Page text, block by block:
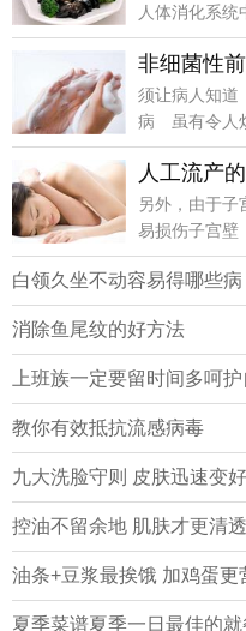
人体消化系
外，从而起到
非细菌性
须让病人知
病 虽有令人
症 更不会危
人工流产
另外，由于子
易损伤子宫壁
度大，并发症
白领久坐不动容易得哪些病
消除鱼尾纹的好方法
上班族一定要留时间多呵
教你有效抵抗流感病毒
九大洗脸守则 皮肤迅速变好
控油不留余地 肌肤才更清透
油条+豆浆最挨饿 加鸡蛋更
夏季菜谱夏季一日最佳的就